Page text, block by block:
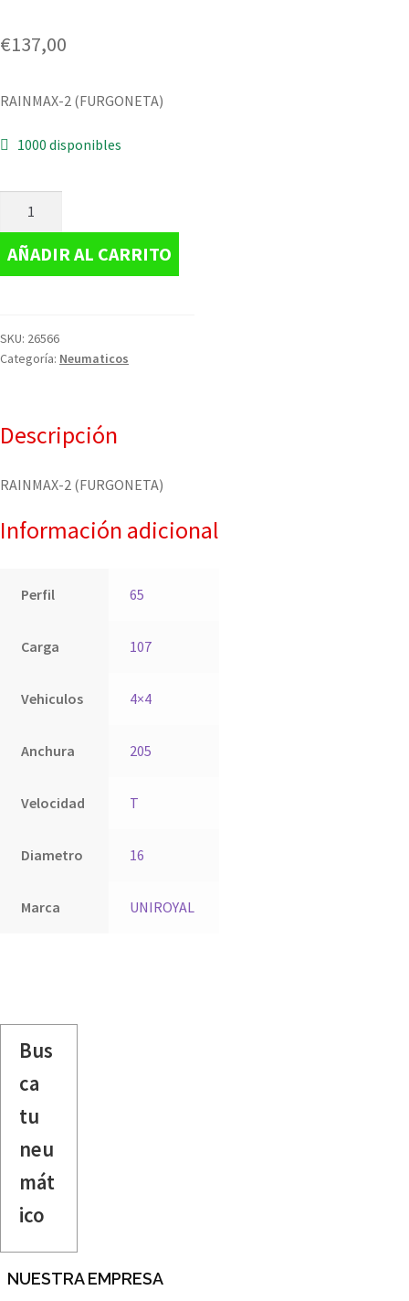
€137,00
RAINMAX-2 (FURGONETA)
1000 disponibles
AÑADIR AL CARRITO
SKU: 26566
Categoría: Neumaticos
Descripción
RAINMAX-2 (FURGONETA)
Información adicional
Perfil 65
Carga 107
Vehiculos 4×4
Anchura 205
Velocidad T
Diametro 16
Marca UNIROYAL
Bus
ca
tu
neu
mát
ico
NUESTRA EMPRESA